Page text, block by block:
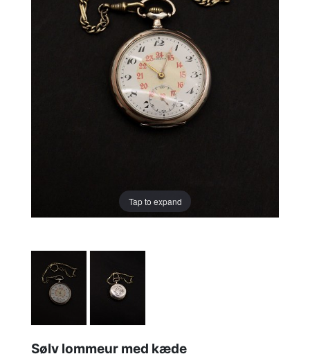
Tap to expand
Sølv lommeur med kæde